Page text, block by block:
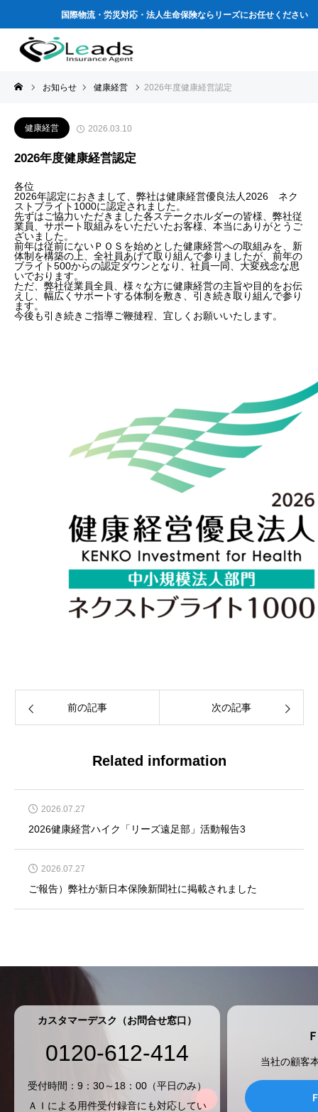
国際物流・労災対応・法人生命保険ならリーズにお任せください
お知らせ 健康経営 2026年度健康経営認定
健康経営 2026.03.10
2026年度健康経営認定
各位
2026年認定におきまして、弊社は健康経営優良法人2026 ネク
ストブライト1000に認定されました。
先ずはご協力いただきました各ステークホルダーの皆様、弊社従
業員、サポート取組みをいただいたお客様、本当にありがとうご
ざいました。
前年は従前にないＰＯＳを始めとした健康経営への取組みを、新
体制を構築の上、全社員あげて取り組んで参りましたが、前年の
ブライト500からの認定ダウンとなり、社員一同、大変残念な思
いでおります。
ただ、弊社従業員全員、様々な方に健康経営の主旨や目的をお伝
えし、幅広くサポートする体制を敷き、引き続き取り組んで参り
ます。
今後も引き続きご指導ご鞭撻程、宜しくお願いいたします。
前の記事 次の記事
Related information
2026.07.27
2026健康経営ハイク「リーズ遠足部」活動報告3
2026.07.27
ご報告）弊社が新日本保険新聞社に掲載されました
カスタマーデスク（お問合せ窓口）
0120-612-414
受付時間：9：30～18：00（平日のみ）
ＡＩによる用件受付録音にも対応してい
当社の顧客